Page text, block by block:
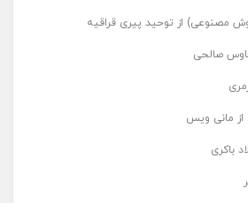
مصنوعی) از توحید پیری قراقیه
صالحی
از مانی ویس
باکری